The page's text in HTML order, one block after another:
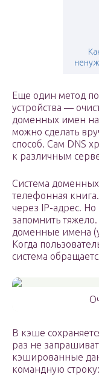
Еще один метод
устройства —
доменных имен
можно сделать
способ. Сам DNS
к различным
Система
телефонная
через IP-адрес.
запомнить
доменные имена
Когда
система
В кэше
раз не
кэшированные
командную строку: